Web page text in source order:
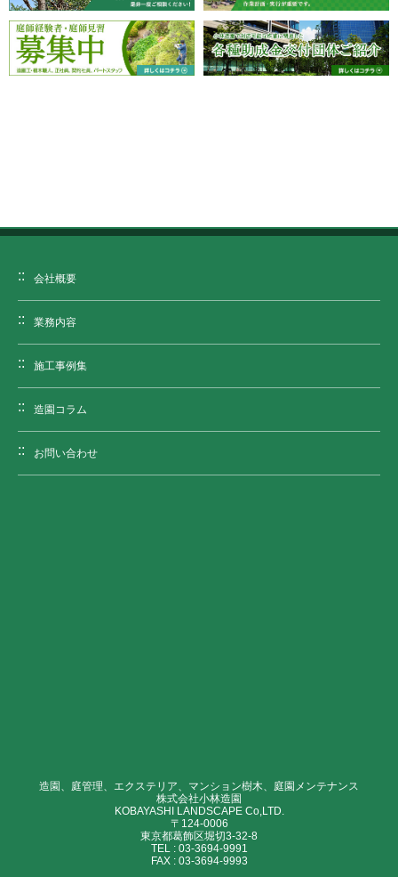
会社概要
業務内容
施工事例集
造園コラム
お問い合わせ
造園、庭管理、エクステリア、マンション樹木、庭園メンテナンス
株式会社小林造園
KOBAYASHI LANDSCAPE Co,LTD.
〒124-0006
東京都葛飾区堀切3-32-8
TEL : 03-3694-9991
FAX : 03-3694-9993